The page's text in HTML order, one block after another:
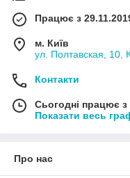
Працює з
м. Київ
ул. Полтавская, 10,
Контакти
Сьогодні працює
Показати весь
Про нас